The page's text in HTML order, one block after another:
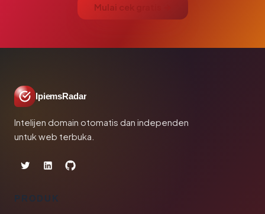
Mulai cek gratis →
IpiemsRadar
Intelijen domain otomatis dan independen
untuk web terbuka.
PRODUK